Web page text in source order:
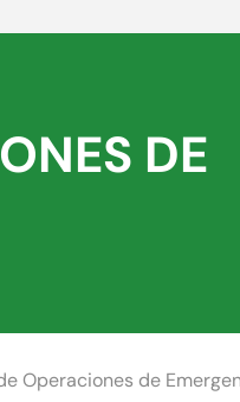
DE
Operaciones de